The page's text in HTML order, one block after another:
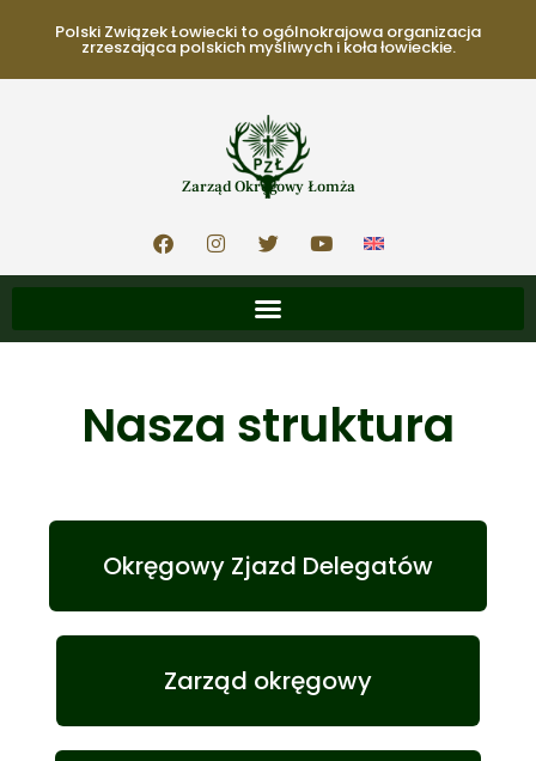
Polski Związek Łowiecki to ogólnokrajowa organizacja
zrzeszająca polskich myśliwych i koła łowieckie.
Zarząd Okręgowy Łomża
Nasza struktura
Okręgowy Zjazd Delegatów
Zarząd okręgowy